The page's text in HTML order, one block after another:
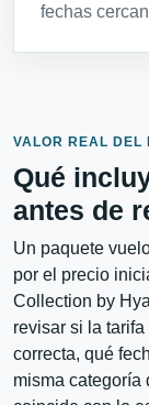
fechas
VALOR REAL DEL
Qué
antes de
Un paquete
por el precio
Collection by
revisar si la
correcta, qué
misma categoría